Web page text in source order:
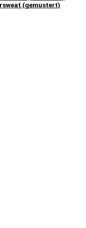
(gemustert)